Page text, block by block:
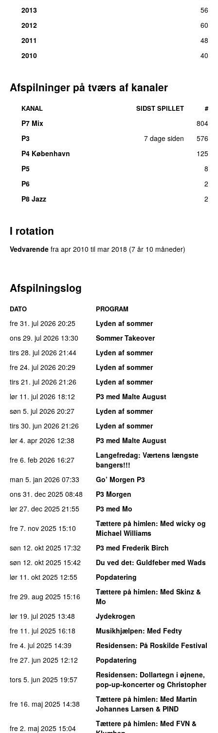
2013
56
2012
60
2011
48
2010
40
Afspilninger på tværs af kanaler
KANAL SIDST SPILLET #
P7 Mix
804
P3
7 dage siden
576
P4 København
125
P5
8
P6
2
P8 Jazz
2
I rotation
Vedvarende fra apr 2010 til mar 2018 (7 år 10 måneder)
Afspilningslog
DATO PROGRAM
fre 31. jul 2026 20:25
Lyden af sommer
ons 29. jul 2026 13:30
Sommer Takeover
tirs 28. jul 2026 21:44
Lyden af sommer
fre 24. jul 2026 20:29
Lyden af sommer
tirs 21. jul 2026 21:26
Lyden af sommer
lør 11. jul 2026 18:12
P3 med Malte August
søn 5. jul 2026 20:27
Lyden af sommer
tirs 30. jun 2026 21:26
Lyden af sommer
lør 4. apr 2026 12:38
P3 med Malte August
fre 6. feb 2026 16:27 Langefredag: Værtens længste
bangers!!!
man 5. jan 2026 07:33
Go’ Morgen P3
ons 31. dec 2025 08:48
P3 Morgen
lør 27. dec 2025 21:55
P3 med Mo
fre 7. nov 2025 15:10 Tættere på himlen: Med wicky og
Michael Williams
søn 12. okt 2025 17:32
P3 med Frederik Birch
søn 12. okt 2025 15:42 Du ved det: Guldfeber med Wads
lør 11. okt 2025 12:55
Popdatering
fre 29. aug 2025 15:16 Tættere på himlen: Med Skinz &
Mo
lør 19. jul 2025 13:48
Jydekrogen
fre 11. jul 2025 16:18 Musikhjælpen: Med Fedty
fre 4. jul 2025 14:39 Residensen: På Roskilde Festival
fre 27. jun 2025 12:12
Popdatering
tors 5. jun 2025 19:57 Residensen: Dollartegn i øjnene,
pop-up-koncerter og Christopher
fre 16. maj 2025 14:38 Tættere på himlen: Med Martin
Johannes Larsen & PIND
fre 2. maj 2025 15:04 Tættere på himlen: Med FVN &